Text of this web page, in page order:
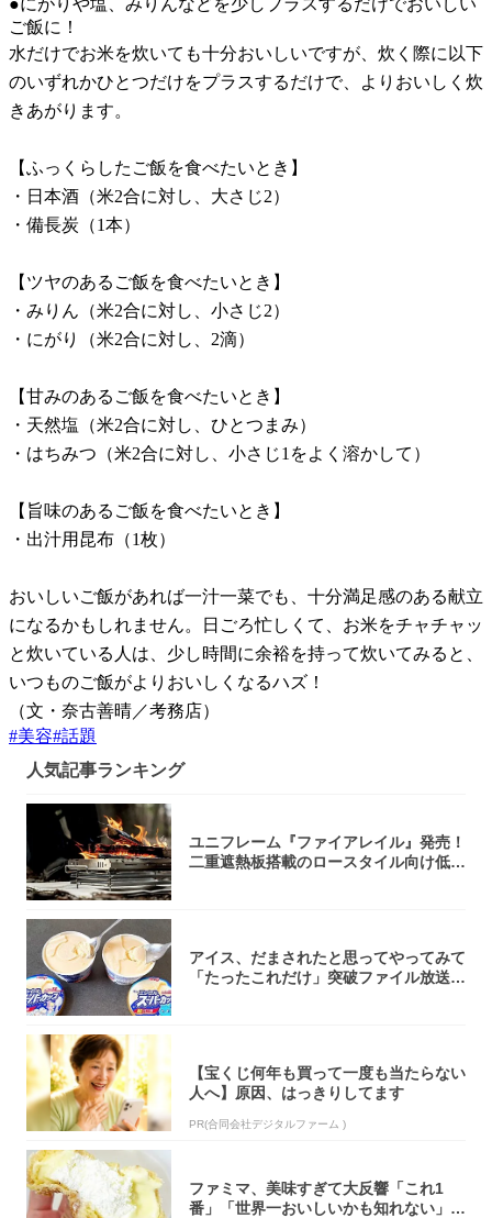
ご飯に！
水だけでお米を炊いても十分おいしいですが、炊く際に以下
のいずれかひとつだけをプラスするだけで、よりおいしく炊
きあがります。
【ふっくらしたご飯を食べたいとき】
・日本酒（米2合に対し、大さじ2）
・備長炭（1本）
【ツヤのあるご飯を食べたいとき】
・みりん（米2合に対し、小さじ2）
・にがり（米2合に対し、2滴）
【甘みのあるご飯を食べたいとき】
・天然塩（米2合に対し、ひとつまみ）
・はちみつ（米2合に対し、小さじ1をよく溶かして）
【旨味のあるご飯を食べたいとき】
・出汁用昆布（1枚）
おいしいご飯があれば一汁一菜でも、十分満足感のある献立
になるかもしれません。日ごろ忙しくて、お米をチャチャッ
と炊いている人は、少し時間に余裕を持って炊いてみると、
いつものご飯がよりおいしくなるハズ！
（文・奈古善晴／考務店）
#美容#話題
人気記事ランキング
ユニフレーム『ファイアレイル』発売！
二重遮熱板搭載のロースタイル向け低型
アイス、だまされたと思ってやってみて
「たったこれだけ」突破ファイル放送で
【宝くじ何年も買って一度も当たらない
人へ】原因、はっきりしてます
PR(合同会社デジタルファーム )
ファミマ、美味すぎて大反響「これ1
番」「世界一おいしいかも知れない」